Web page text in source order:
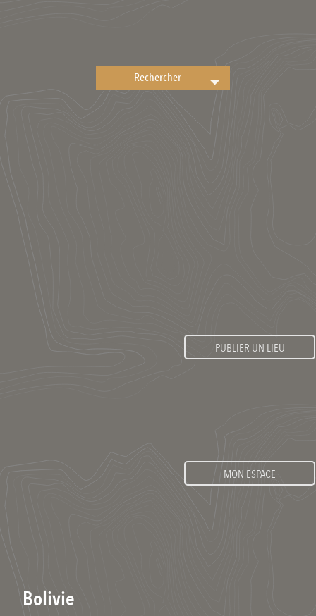
PUBLIER UN LIEU
MON ESPACE
Bolivie